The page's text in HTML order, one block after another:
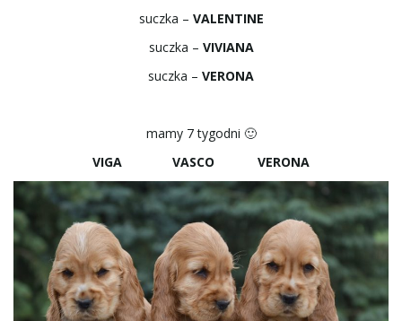
z
n
suczka – VALENTINE
suczka – VIVIANA
suczka – VERONA
mamy 7 tygodni 🙂
VIGA VASCO VERONA